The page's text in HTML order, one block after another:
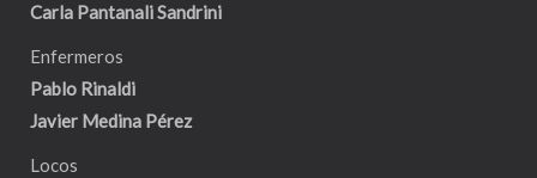
Carla Pantanali Sandrini
Enfermeros
Pablo Rinaldi
Javier Medina Pérez
Locos